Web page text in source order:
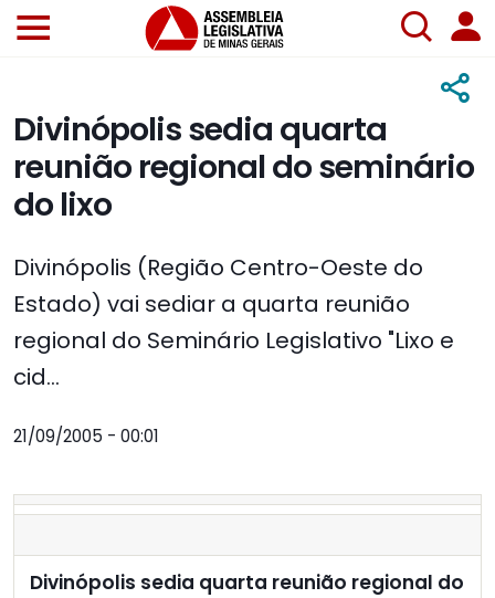
Divinópolis sedia quarta
reunião regional do seminário
do lixo
Divinópolis (Região Centro-Oeste do
Estado) vai sediar a quarta reunião
regional do Seminário Legislativo "Lixo e
cid...
21/09/2005 - 00:01
Divinópolis sedia quarta reunião regional do